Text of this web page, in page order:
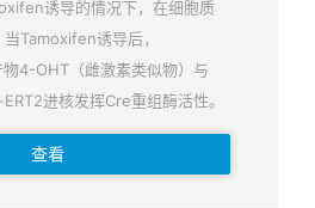
诱导的情况下，在细胞质
Tamoxifen诱导后，
4-OHT（雌激素类似物）与
进核发挥Cre重组酶活性。
查看